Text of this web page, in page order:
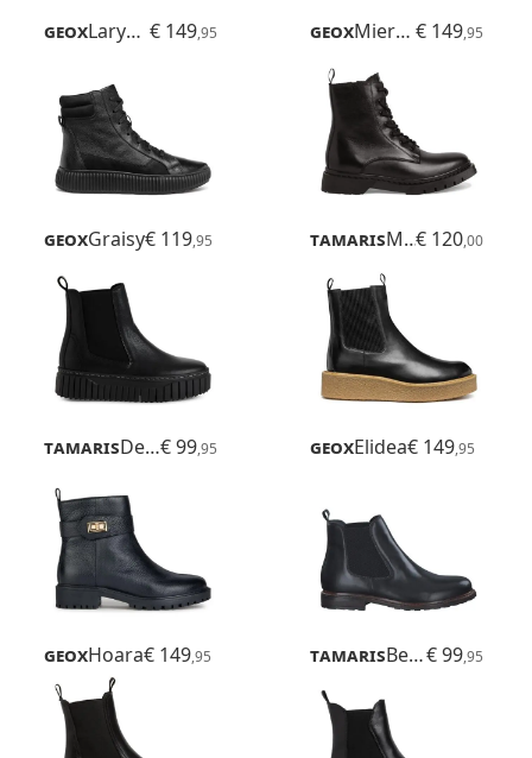
Geox Larysse € 149,95 Geox Miereille € 149,95
GeoxGraisy€ 119,95 Tamaris Marisole€ 120,00
Tamaris Delita€ 99,95 GeoxElidea€ 149,95
GeoxHoara€ 149,95 Tamaris Belin€ 99,95